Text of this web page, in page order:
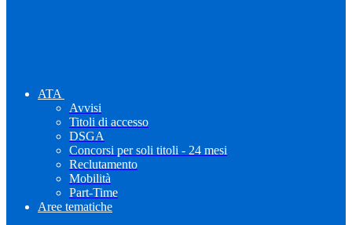
ATA
Avvisi
Titoli di accesso
DSGA
Concorsi per soli titoli - 24 mesi
Reclutamento
Mobilità
Part-Time
Aree tematiche